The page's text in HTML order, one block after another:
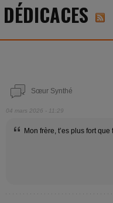
DÉDICACES
Sœur Synthé
04 mars 2026 - 11:29
Mon frère, t’es plus fort que